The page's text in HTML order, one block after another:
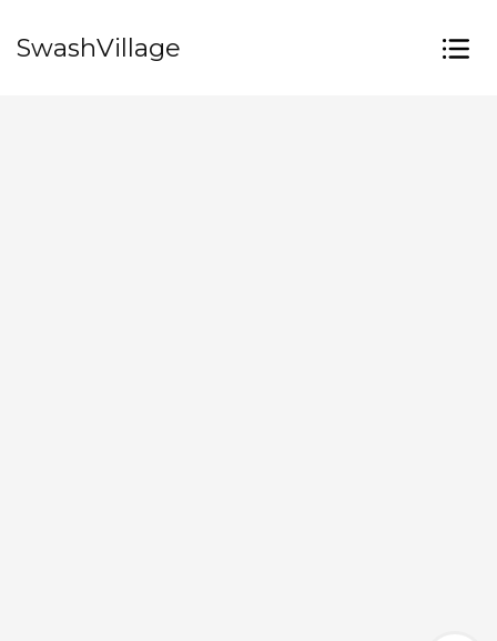
SwashVillage